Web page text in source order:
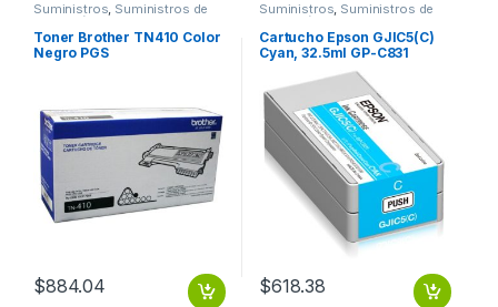
Suministros, Suministros de
Impresión
Toner Brother TN410 Color
Negro PGS
$884.04
Suministros, Suministros de
Impresión
Cartucho Epson GJIC5(C)
Cyan, 32.5ml GP-C831
$618.38